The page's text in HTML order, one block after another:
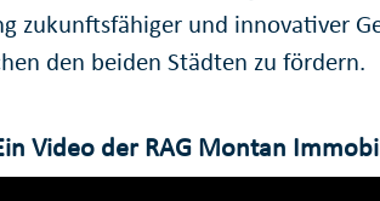
zukunftsfähiger und innovativer
den beiden Städten zu fördern.
Video der RAG Montan